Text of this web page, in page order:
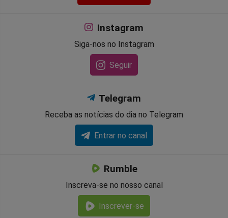
Instagram
Siga-nos no Instagram
Seguir
Telegram
Receba as notícias do dia no Telegram
Entrar no canal
Rumble
Inscreva-se no nosso canal
Inscrever-se